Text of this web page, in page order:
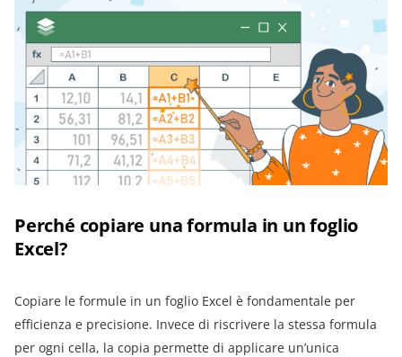
Perché copiare una formula in un foglio
Excel?
Copiare le formule in un foglio Excel è fondamentale per
efficienza e precisione. Invece di riscrivere la stessa formula
per ogni cella, la copia permette di applicare un’unica